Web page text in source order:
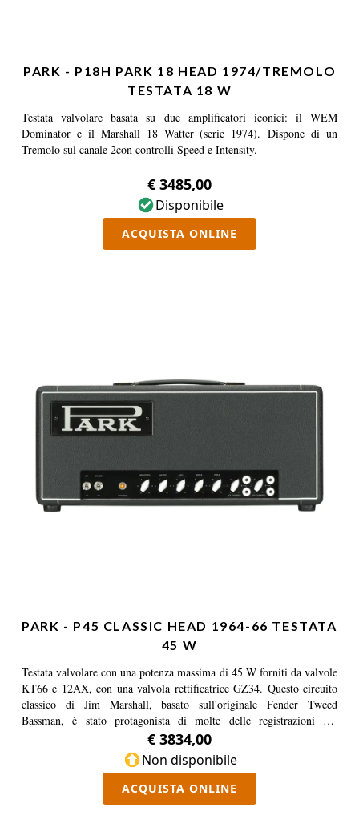
PARK - P18H PARK 18 HEAD 1974/TREMOLO
TESTATA 18 W
Testata valvolare basata su due amplificatori iconici: il WEM
Dominator e il Marshall 18 Watter (serie 1974). Dispone di un
Tremolo sul canale 2con controlli Speed e Intensity.
€ 3485,00
Disponibile
ACQUISTA ONLINE
PARK - P45 CLASSIC HEAD 1964-66 TESTATA
45 W
Testata valvolare con una potenza massima di 45 W forniti da valvole
KT66 e 12AX, con una valvola rettificatrice GZ34. Questo circuito
classico di Jim Marshall, basato sull'originale Fender Tweed
Bassman, è stato protagonista di molte delle registrazioni più
influenti dalla metà degli anni Sessanta fino a oggi.
€ 3834,00
Non disponibile
ACQUISTA ONLINE